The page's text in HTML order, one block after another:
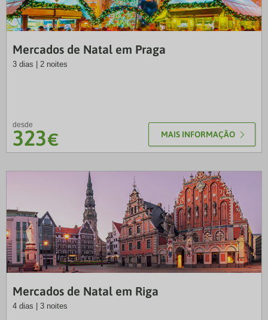
Mercados de Natal em Praga
3 dias | 2 noites
desde
323€ MAIS INFORMAÇÃO
Mercados de Natal em Riga
4 dias | 3 noites